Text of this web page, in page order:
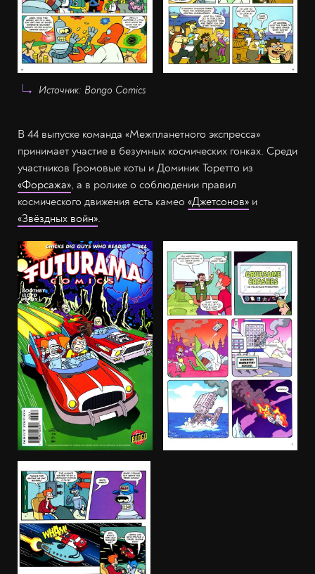
Источник: Bongo Comics
В 44 выпуске команда «Межпланетного экспресса»
принимает участие в безумных космических гонках. Среди
участников Громовые коты и Доминик Торетто из
«Форсажа», а в ролике о соблюдении правил
космического движения есть камео «Джетсонов» и
«Звёздных войн».